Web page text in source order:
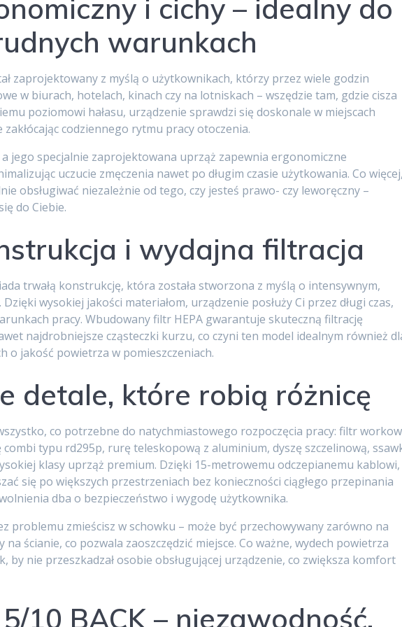
i cichy – idealny do
warunkach
zaprojektowany z myślą o użytkownikach, którzy przez wiele godzin
w biurach, hotelach, kinach czy na lotniskach – wszędzie tam, gdzie cisza
poziomowi hałasu, urządzenie sprawdzi się doskonale w miejscach
codziennego rytmu pracy otoczenia.
jego specjalnie zaprojektowana uprząż zapewnia ergonomiczne
uczucie zmęczenia nawet po długim czasie użytkowania. Co
obsługiwać niezależnie od tego, czy jesteś prawo- czy leworęczny –
do Ciebie.
i wydajna filtracja
trwałą konstrukcję, która została stworzona z myślą o intensywnym,
wysokiej jakości materiałom, urządzenie posłuży Ci przez długi czas,
pracy. Wbudowany filtr HEPA gwarantuje skuteczną filtrację
najdrobniejsze cząsteczki kurzu, co czyni ten model idealnym również
o jakość powietrza w pomieszczeniach.
detale, które robią różnicę
co potrzebne do natychmiastowego rozpoczęcia pracy: filtr
combi typu rd295p, rurę teleskopową z aluminium, dyszę szczelinową,
klasy uprząż premium. Dzięki 15-metrowemu odczepianemu kablowi,
się po większych przestrzeniach bez konieczności ciągłego przepinania
dba o bezpieczeństwo i wygodę użytkownika.
problemu zmieścisz w schowku – może być przechowywany zarówno na
na ścianie, co pozwala zaoszczędzić miejsce. Co ważne, wydech powietrza
by nie przeszkadzał osobie obsługującej urządzenie, co zwiększa komfort
10 BACK – niezawodność,